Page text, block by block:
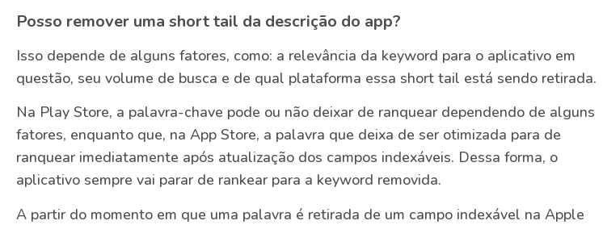
Posso remover uma short tail da descrição do app?
Isso depende de alguns fatores, como: a relevância da keyword para o aplicativo em
questão, seu volume de busca e de qual plataforma essa short tail está sendo retirada.
Na Play Store, a palavra-chave pode ou não deixar de ranquear dependendo de alguns
fatores, enquanto que, na App Store, a palavra que deixa de ser otimizada para de
ranquear imediatamente após atualização dos campos indexáveis. Dessa forma, o
aplicativo sempre vai parar de rankear para a keyword removida.
A partir do momento em que uma palavra é retirada de um campo indexável na Apple